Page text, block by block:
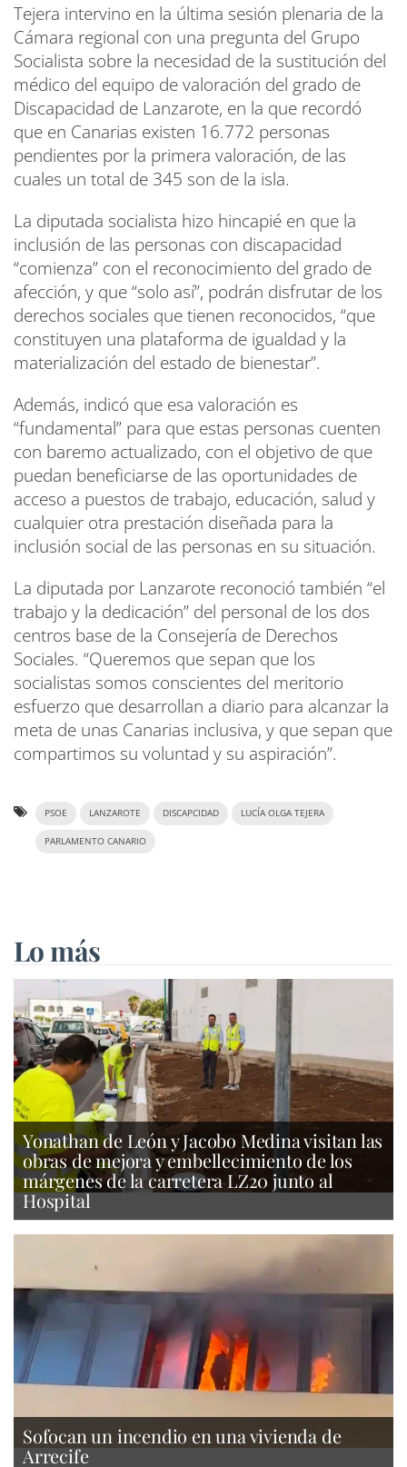
Tejera intervino en la última sesión plenaria de la
Cámara regional con una pregunta del Grupo
Socialista sobre la necesidad de la sustitución del
médico del equipo de valoración del grado de
Discapacidad de Lanzarote, en la que recordó
que en Canarias existen 16.772 personas
pendientes por la primera valoración, de las
cuales un total de 345 son de la isla.
La diputada socialista hizo hincapié en que la
inclusión de las personas con discapacidad
“comienza” con el reconocimiento del grado de
afección, y que “solo así”, podrán disfrutar de los
derechos sociales que tienen reconocidos, “que
constituyen una plataforma de igualdad y la
materialización del estado de bienestar”.
Además, indicó que esa valoración es
“fundamental” para que estas personas cuenten
con baremo actualizado, con el objetivo de que
puedan beneficiarse de las oportunidades de
acceso a puestos de trabajo, educación, salud y
cualquier otra prestación diseñada para la
inclusión social de las personas en su situación.
La diputada por Lanzarote reconoció también “el
trabajo y la dedicación” del personal de los dos
centros base de la Consejería de Derechos
Sociales. “Queremos que sepan que los
socialistas somos conscientes del meritorio
esfuerzo que desarrollan a diario para alcanzar la
meta de unas Canarias inclusiva, y que sepan que
compartimos su voluntad y su aspiración”.
PSOE LANZAROTE DISCAPCIDAD LUCÍA OLGA TEJERA
PARLAMENTO CANARIO
Lo más
Yonathan de León y Jacobo Medina visitan las
obras de mejora y embellecimiento de los
márgenes de la carretera LZ20 junto al
Hospital
Sofocan un incendio en una vivienda de
Arrecife